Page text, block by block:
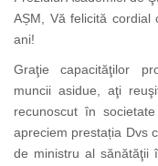
AȘM, Vă felicită cordial
ani!
Graţie capacităţilor
muncii asidue, aţi
recunoscut în
apreciem prestația Dvs
de ministru al